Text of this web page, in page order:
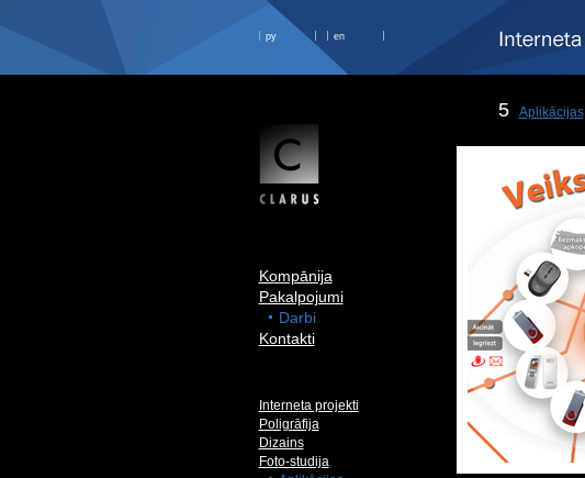
ру en
Kompānija
Pakalpojumi
Darbi
Kontakti
Interneta projekti
Poligrāfija
Dizains
Foto-studija
5 Aplikācijas